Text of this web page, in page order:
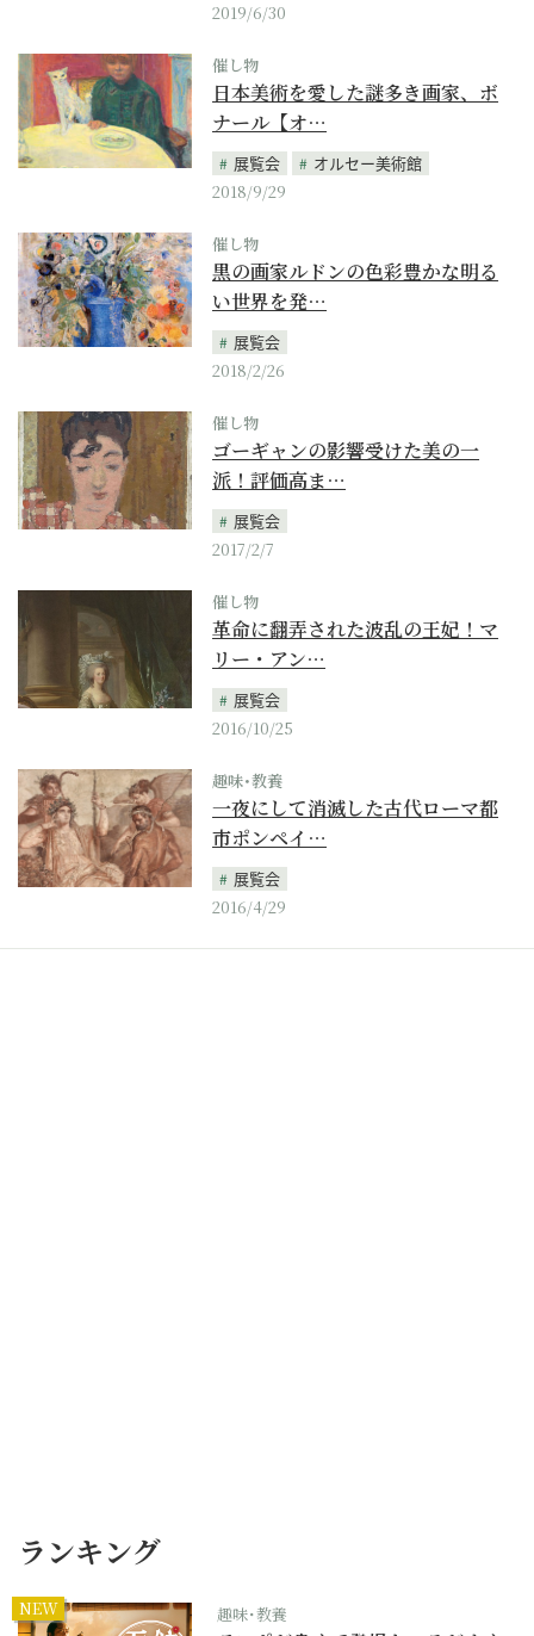
2019/6/30
催し物
日本美術を愛した謎多き画家、ボ
ナール【オ…
展覧会
オルセー美術館
2018/9/29
催し物
黒の画家ルドンの色彩豊かな明る
い世界を発…
展覧会
2018/2/26
催し物
ゴーギャンの影響受けた美の一
派！評価高ま…
展覧会
2017/2/7
催し物
革命に翻弄された波乱の王妃！マ
リー・アン…
展覧会
2016/10/25
趣味･教養
一夜にして消滅した古代ローマ都
市ポンペイ…
展覧会
2016/4/29
ランキング
NEW 趣味･教養